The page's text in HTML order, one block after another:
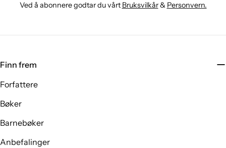
Ved å abonnere godtar du vårt Bruksvilkår& Personvern.
Finn frem
Forfattere
Bøker
Barnebøker
Anbefalinger